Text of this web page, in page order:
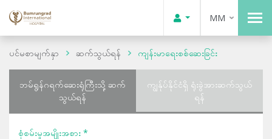
MM
ပင်မစာမျက်နှာ ဆက်သွယ်ရန် ကျန်းမာရေးစစ်ဆေးခြင်း
ဘမ်ရွန်ဂရက်ဆေးရုံကြီးသို့ ဆက်
သွယ်ရန်
ကျွန်ုပ်နိုင်ငံရှိ ရုံးခွဲအားဆက်သွယ်
ရန်
စုံစမ်းမှုအမျိုးအစား *